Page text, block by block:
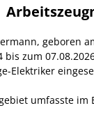
, geboren
bis zum
Elektriker
umfasste im